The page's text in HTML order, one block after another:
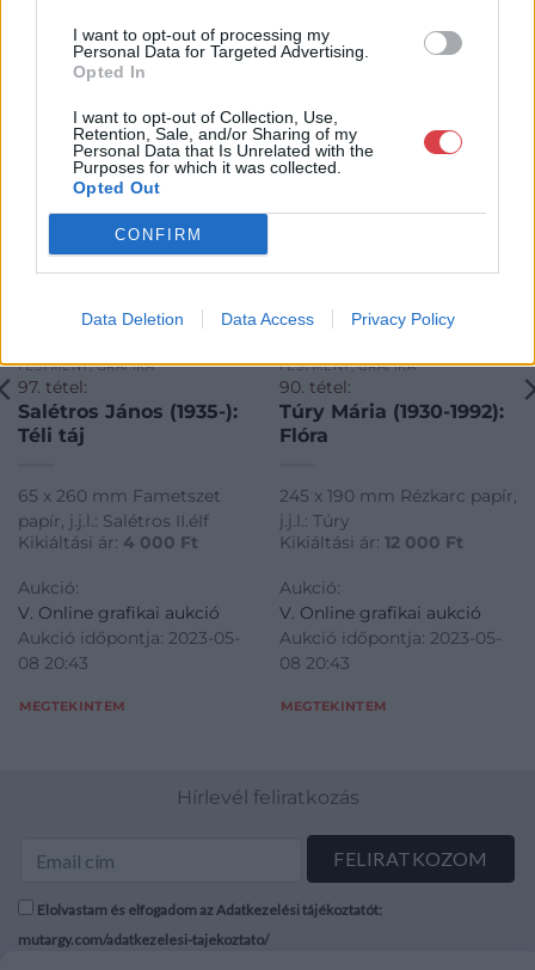
I want to opt-out of processing my
Personal Data for Targeted Advertising.
Opted In
I want to opt-out of Collection, Use,
Retention, Sale, and/or Sharing of my
Personal Data that Is Unrelated with the
Purposes for which it was collected.
Opted Out
CONFIRM
Data Deletion Data Access Privacy Policy
KAPCSOLÓDÓ MŰTÁRGYAK
FESTMÉNY, GRAFIKA
97. tétel:
Salétros János (1935-):
Téli táj
65 x 260 mm Fametszet
papír, j.j.l.: Salétros II.éIf
Kikiáltási ár: 4 000 Ft
Aukció:
V. Online grafikai aukció
Aukció időpontja: 2023-05-
08 20:43
MEGTEKINTEM
FESTMÉNY, GRAFIKA
90. tétel:
Túry Mária (1930-1992):
Flóra
245 x 190 mm Rézkarc papír,
j.j.l.: Túry
Kikiáltási ár: 12 000 Ft
Aukció:
V. Online grafikai aukció
Aukció időpontja: 2023-05-
08 20:43
MEGTEKINTEM
Hírlevél feliratkozás
Elolvastam és elfogadom az Adatkezelési tájékoztatót:
mutargy.com/adatkezelesi-tajekoztato/